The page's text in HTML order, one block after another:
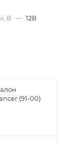
В — 12В
(91-00)